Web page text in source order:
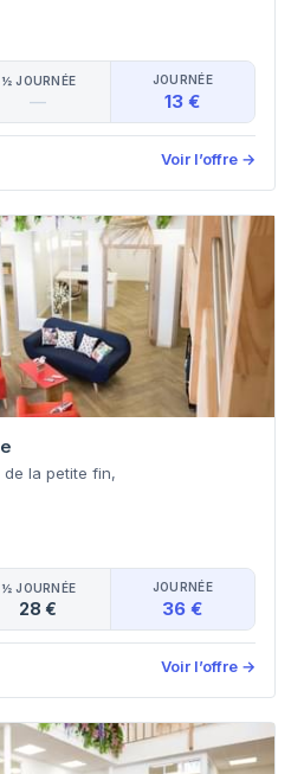
½ JOURNÉE
—
JOURNÉE
13 €
Voir l’offre →
de la petite fin,
½ JOURNÉE
28 €
JOURNÉE
36 €
Voir l’offre →